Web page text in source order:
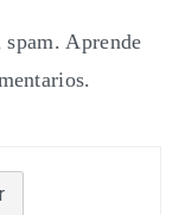
spam.Aprende